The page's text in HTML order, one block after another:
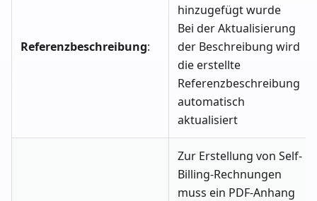
Referenzbeschreibung:
hinzugefügt wurde
Bei der Aktualisierung
der Beschreibung wird
die erstellte
Referenzbeschreibung
automatisch
aktualisiert
Zur Erstellung von Self-
Billing-Rechnungen
muss ein PDF-Anhang